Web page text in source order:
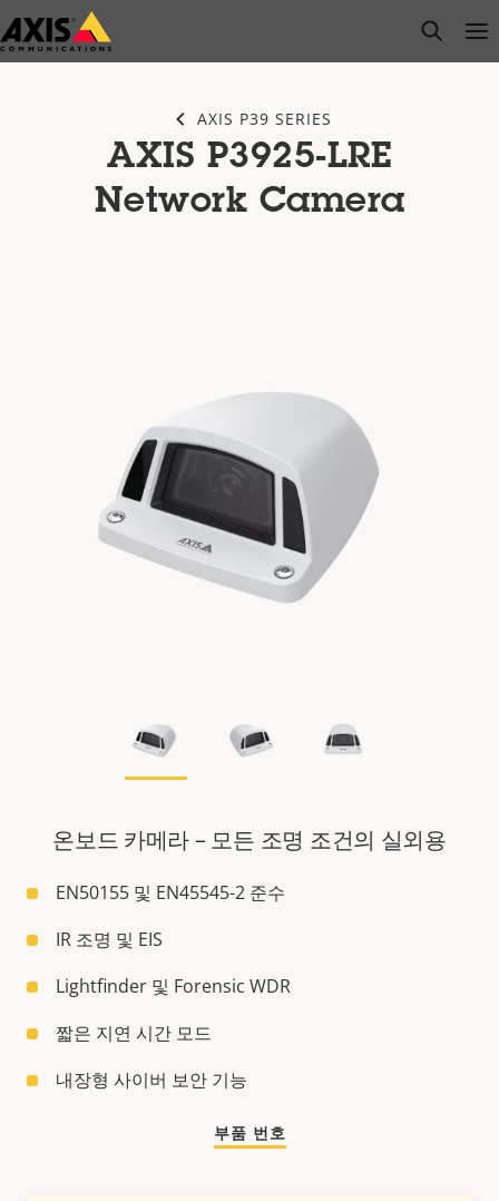
주
요
open
AXIS P39 SERIES
AXIS P3925-LRE
Network Camera
온보드 카메라 – 모든 조명 조건의 실외용
EN50155 및 EN45545-2 준수
IR 조명 및 EIS
Lightfinder 및 Forensic WDR
짧은 지연 시간 모드
내장형 사이버 보안 기능
부품 번호